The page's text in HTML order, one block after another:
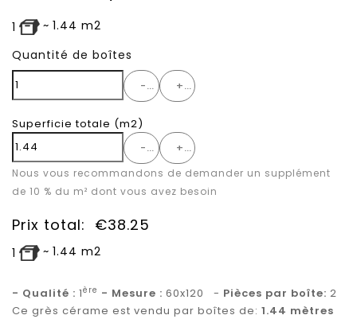
1 ~ 1.44 m2
Quantité de boîtes
- +
Superficie totale (m2)
-
+
Nous vous recommandons de demander un supplément
de 10 % du m² dont vous avez besoin
Prix total: €38.25
1 ~ 1.44 m2
- Qualité : 1ère - Mesure : 60x120 - Pièces par boîte: 2
Ce grès cérame est vendu par boîtes de: 1.44 mètres